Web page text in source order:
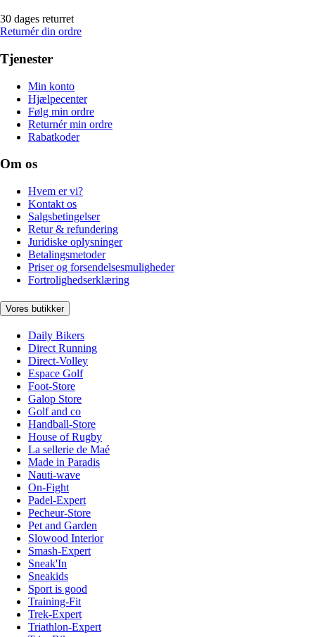
30 dages returret
Returnér din ordre
Tjenester
Min konto
Hjælpecenter
Følg min ordre
Returnér min ordre
Rabatkoder
Om os
Hvem er vi?
Kontakt os
Salgsbetingelser
Retur & refundering
Juridiske oplysninger
Betalingsmetoder
Priser og forsendelsesmuligheder
Fortrolighedserklæring
Vores butikker
Daily Bikers
Direct Running
Direct-Volley
Espace Golf
Foot-Store
Galop Store
Golf and co
Handball-Store
House of Rugby
La sellerie de Maé
Made in Paradis
Nauti-wave
On-Fight
Padel-Expert
Pecheur-Store
Pet and Garden
Slowood Interior
Smash-Expert
Sneak'In
Sneakids
Sport is good
Training-Fit
Trek-Expert
Triathlon-Expert